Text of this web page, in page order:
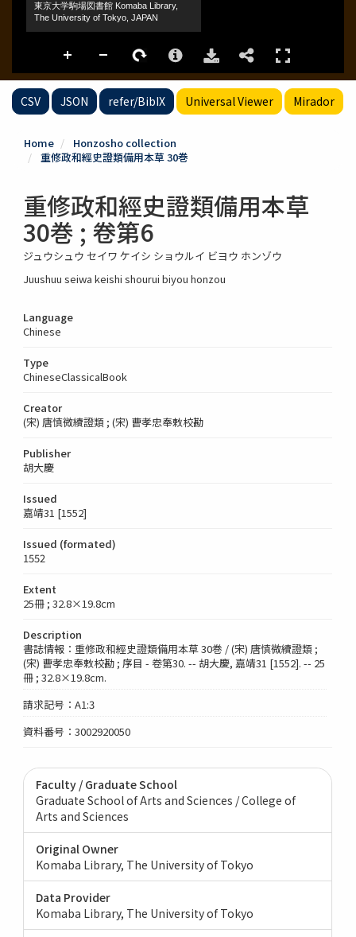
CSV JSON refer/BibIX Universal Viewer Mirador
Home
Honzosho collection
重修政和經史證類備用本草 30巻
重修政和經史證類備用本草
30巻 ; 卷第6
ジュウシュウ セイワ ケイシ ショウルイ ビヨウ ホンゾウ
Juushuu seiwa keishi shourui biyou honzou
Language
Chinese
Type
ChineseClassicalBook
Creator
(宋) 唐慎微續證類 ; (宋) 曹孝忠奉敕校勘
Publisher
胡大慶
Issued
嘉靖31 [1552]
Issued (formated)
1552
Extent
25冊 ; 32.8×19.8cm
Description
書誌情報：重修政和經史證類備用本草 30巻 / (宋) 唐慎微續證類 ;
(宋) 曹孝忠奉敕校勘 ; 序目 - 卷第30. -- 胡大慶, 嘉靖31 [1552]. -- 25
冊 ; 32.8×19.8cm.
請求記号：A1:3
資料番号：3002920050
Faculty / Graduate School
Graduate School of Arts and Sciences / College of
Arts and Sciences
Original Owner
Komaba Library, The University of Tokyo
Data Provider
Komaba Library, The University of Tokyo